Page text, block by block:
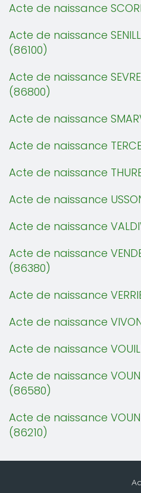
Acte de naissance
Acte de naissance
(86100)
Acte de naissance
(86800)
Acte de naissance
Acte de naissance
Acte de naissance
Acte de naissance
Acte de naissance
Acte de naissance
(86380)
Acte de naissance
Acte de naissance
Acte de naissance
Acte de naissance
(86580)
Acte de naissance
(86210)